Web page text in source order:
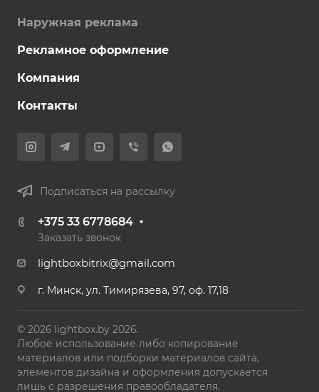
Наружная реклама
Рекламное оформление
Компания
Контакты
Подписаться на рассылку
+375 33 6778684
Заказать звонок
lightboxbitrix@gmail.com
г. Минск, ул. Тимирязева, 97, оф. 17,18
© 2026 lightbox.by 2026.
Любое использование либо копирование
материалов или подборки материалов сайта,
элементов дизайна и оформления допускается
лишь с разрешения правообладателя.